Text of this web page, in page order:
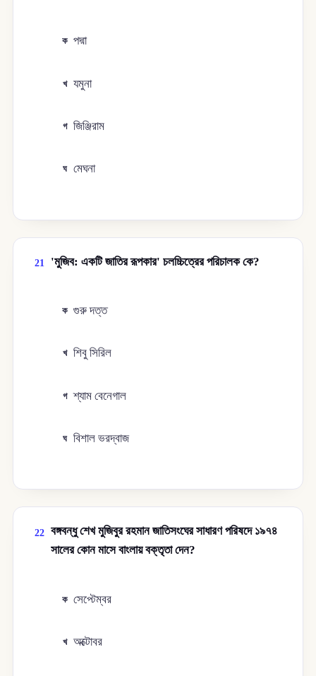
ক পদ্মা
খ যমুনা
গ জিঞ্জিরাম
ঘ মেঘনা
21 'মুজিব: একটি জাতির রূপকার' চলচ্চিত্রের পরিচালক কে?
ক গুরু দত্ত
খ শিবু সিরিল
গ শ্যাম বেনেগাল
ঘ বিশাল ভরদ্বাজ
22 বঙ্গবন্ধু শেখ মুজিবুর রহমান জাতিসংঘের সাধারণ পরিষদে ১৯৭৪
সালের কোন মাসে বাংলায় বক্তৃতা দেন?
ক সেপ্টেম্বর
খ অক্টোবর